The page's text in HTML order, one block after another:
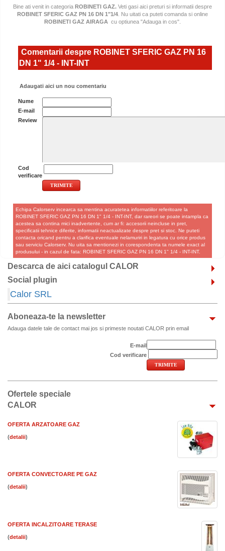
Bine ati venit in categoria ROBINETI GAZ. Veti gasi aici preturi si informatii despre
ROBINET SFERIC GAZ PN 16 DN 1"1/4 . Nu uitati ca puteti comanda si online
ROBINETI GAZ AIRAGA cu optiunea "Adauga in cos".
Comentarii despre ROBINET SFERIC GAZ PN 16
DN 1" 1/4 - INT-INT
Adaugati aici un nou comentariu
Nume
E-mail
Review
Cod
verificare
Echipa Calorserv incearca sa mentina acuratetea informatiilor referitoare la
ROBINET SFERIC GAZ PN 16 DN 1" 1/4 - INT-INT, dar rareori se poate intampla ca
acestea sa contina mici inadvertente, cum ar fi: accesorii neincluse in pret,
specificatii tehnice diferite, informatii neactualizate despre pret si stoc. Ne puteti
contacta oricand pentru a clarifica eventuale nelamuriri in legatura cu orice produs
sau serviciu Calorserv. Nu uita sa mentionezi in corespondenta ta numele exact al
produsului - in cazul de fata: ROBINET SFERIC GAZ PN 16 DN 1" 1/4 - INT-INT.
Descarca de aici catalogul CALOR
Social plugin
Calor SRL
Aboneaza-te la newsletter
Adauga datele tale de contact mai jos si primeste noutati CALOR prin email
E-mail
Cod verificare
Ofertele speciale
CALOR
OFERTA ARZATOARE GAZ
( )
OFERTA CONVECTOARE PE GAZ
( )
OFERTA INCALZITOARE TERASE
( )